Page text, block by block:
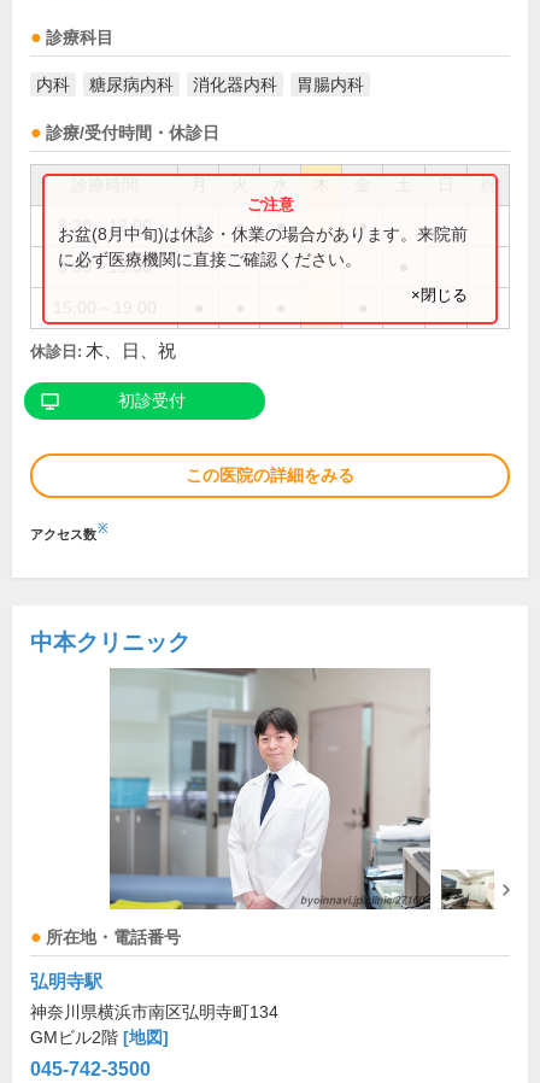
診療科目
内科 糖尿病内科 消化器内科 胃腸内科
診療/受付時間・休診日
祝
8:30～12:00 ● ● ● ●
8:30～13:00
お盆(8月中旬)は休診・休業の場合があります。来院前
に必ず医療機関に直接ご確認ください。
×閉じる
休診日: 木、日、祝
初診受付
この医院の詳細をみる
アクセス数※
中本クリニック
所在地・電話番号
弘明寺駅
神奈川県横浜市南区弘明寺町134
GMビル2階 [地図]
045-742-3500